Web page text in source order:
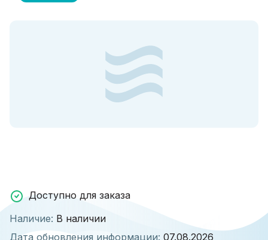
Доступно для заказа
Наличие: В наличии
Дата обновления информации: 07.08.2026